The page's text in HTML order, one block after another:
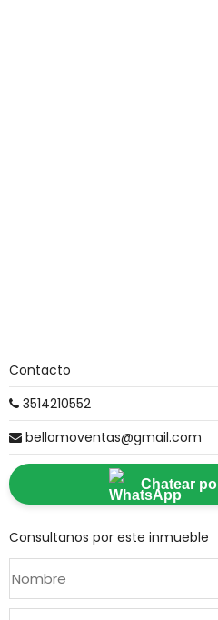
Contacto
3514210552
bellomoventas@gmail.com
Chatear
Consultanos por este inmueble